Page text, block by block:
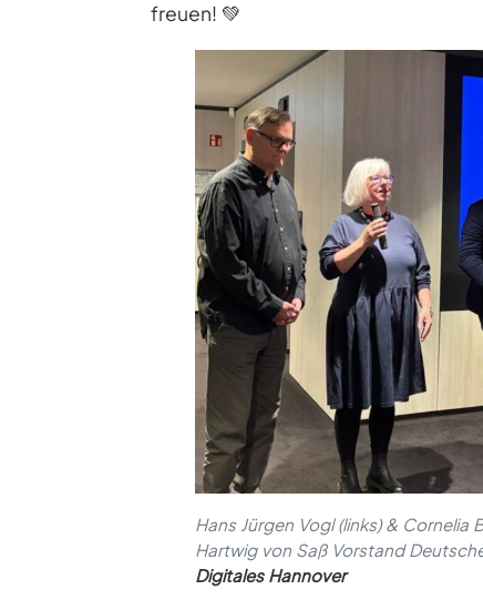
freuen! 💚
Hans Jürgen Vogl (links) &
Hartwig von Saß Vorstand
Digitales Hannover